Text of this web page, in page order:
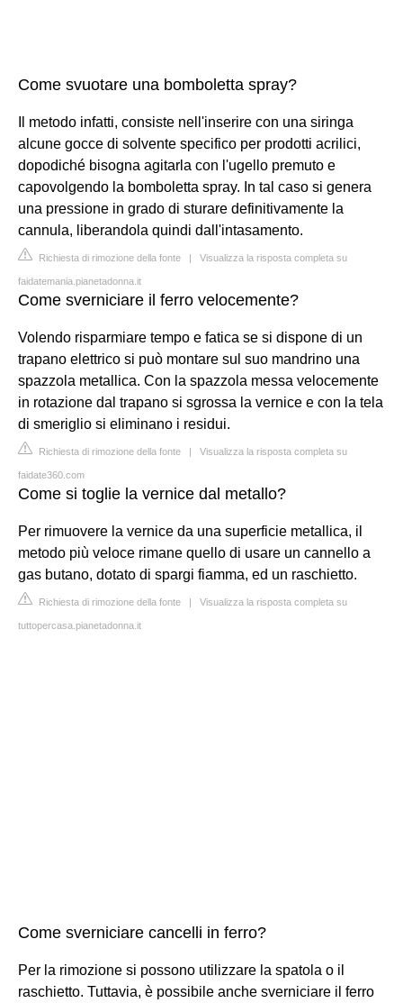
Come svuotare una bomboletta spray?
Il metodo infatti, consiste nell'inserire con una siringa
alcune gocce di solvente specifico per prodotti acrilici,
dopodiché bisogna agitarla con l'ugello premuto e
capovolgendo la bomboletta spray. In tal caso si genera
una pressione in grado di sturare definitivamente la
cannula, liberandola quindi dall'intasamento.
Richiesta di rimozione della fonte | Visualizza la risposta completa su
faidatemania.pianetadonna.it
Come sverniciare il ferro velocemente?
Volendo risparmiare tempo e fatica se si dispone di un
trapano elettrico si può montare sul suo mandrino una
spazzola metallica. Con la spazzola messa velocemente
in rotazione dal trapano si sgrossa la vernice e con la tela
di smeriglio si eliminano i residui.
Richiesta di rimozione della fonte | Visualizza la risposta completa su
faidate360.com
Come si toglie la vernice dal metallo?
Per rimuovere la vernice da una superficie metallica, il
metodo più veloce rimane quello di usare un cannello a
gas butano, dotato di spargi fiamma, ed un raschietto.
Richiesta di rimozione della fonte | Visualizza la risposta completa su
tuttopercasa.pianetadonna.it
Come sverniciare cancelli in ferro?
Per la rimozione si possono utilizzare la spatola o il
raschietto. Tuttavia, è possibile anche sverniciare il ferro